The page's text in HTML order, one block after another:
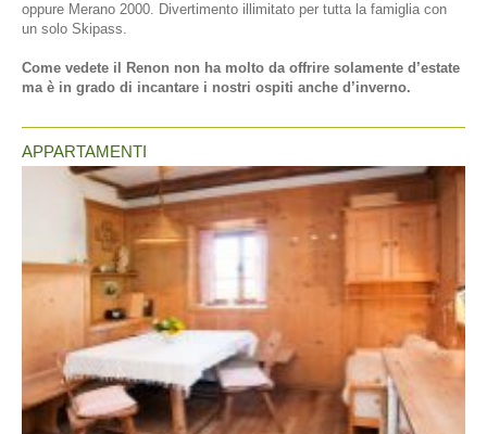
oppure Merano 2000. Divertimento illimitato per tutta la famiglia con
un solo Skipass.
Come vedete il Renon non ha molto da offrire solamente d’estate
ma è in grado di incantare i nostri ospiti anche d’inverno.
APPARTAMENTI